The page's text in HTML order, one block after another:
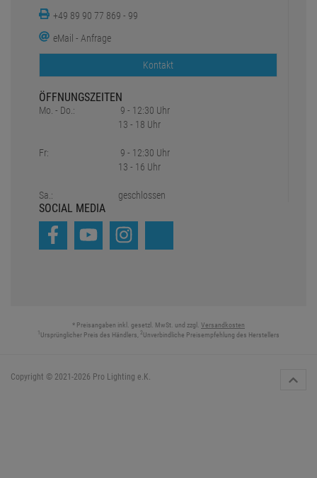
+49 89 90 77 869 - 99
eMail - Anfrage
Kontakt
ÖFFNUNGSZEITEN
Mo. - Do.:
Fr:
Sa.:
9 - 12:30 Uhr
13 - 18 Uhr
9 - 12:30 Uhr
13 - 16 Uhr
geschlossen
SOCIAL MEDIA
* Preisangaben inkl. gesetzl. MwSt. und zzgl. Versandkosten
Ursprünglicher Preis des Händlers, 2 Unverbindliche Preisempfehlung des Herstellers
Copyright © 2021-2026 Pro Lighting e.K.